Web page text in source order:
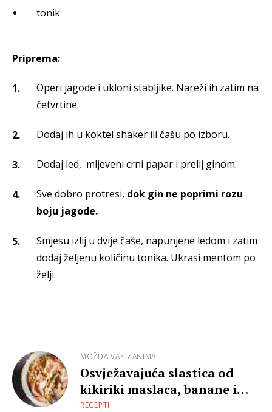
tonik
Priprema:
Operi jagode i ukloni stabljike. Nareži ih zatim na
četvrtine.
Dodaj ih u koktel shaker ili čašu po izboru.
Dodaj led, mljeveni crni papar i prelij ginom.
Sve dobro protresi, dok gin ne poprimi rozu
boju jagode.
Smjesu izlij u dvije čaše, napunjene ledom i zatim
dodaj željenu količinu tonika. Ukrasi mentom po
želji.
MOŽDA VAS ZANIMA...
Osvježavajuća slastica od
kikiriki maslaca, banane i
čokolade
RECEPTI